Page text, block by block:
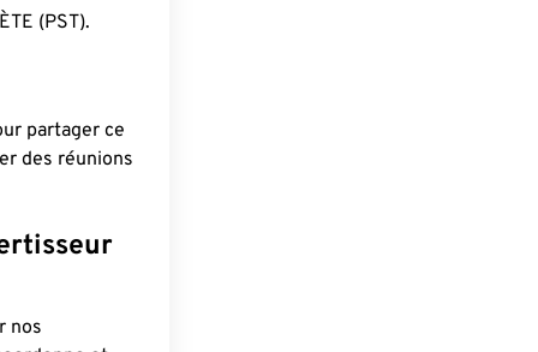
(PST).
partager ce
des réunions
nos